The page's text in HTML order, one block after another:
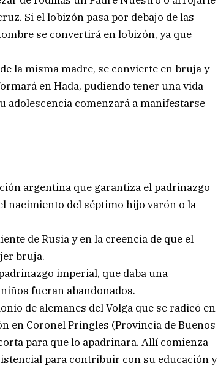
Si el lobizón pasa por debajo de las
se convertirá en lobizón, ya que
la misma madre, se convierte en bruja y
en Hada, pudiendo tener una vida
adolescencia comenzará a manifestarse
argentina que garantiza el padrinazgo
nacimiento del séptimo hijo varón o la
de Rusia y en la creencia de que el
bruja.
imperial, que daba una
fueran abandonados.
de alemanes del Volga que se radicó en
en Coronel Pringles (Provincia de Buenos
para que lo apadrinara. Allí comienza
para contribuir con su educación y